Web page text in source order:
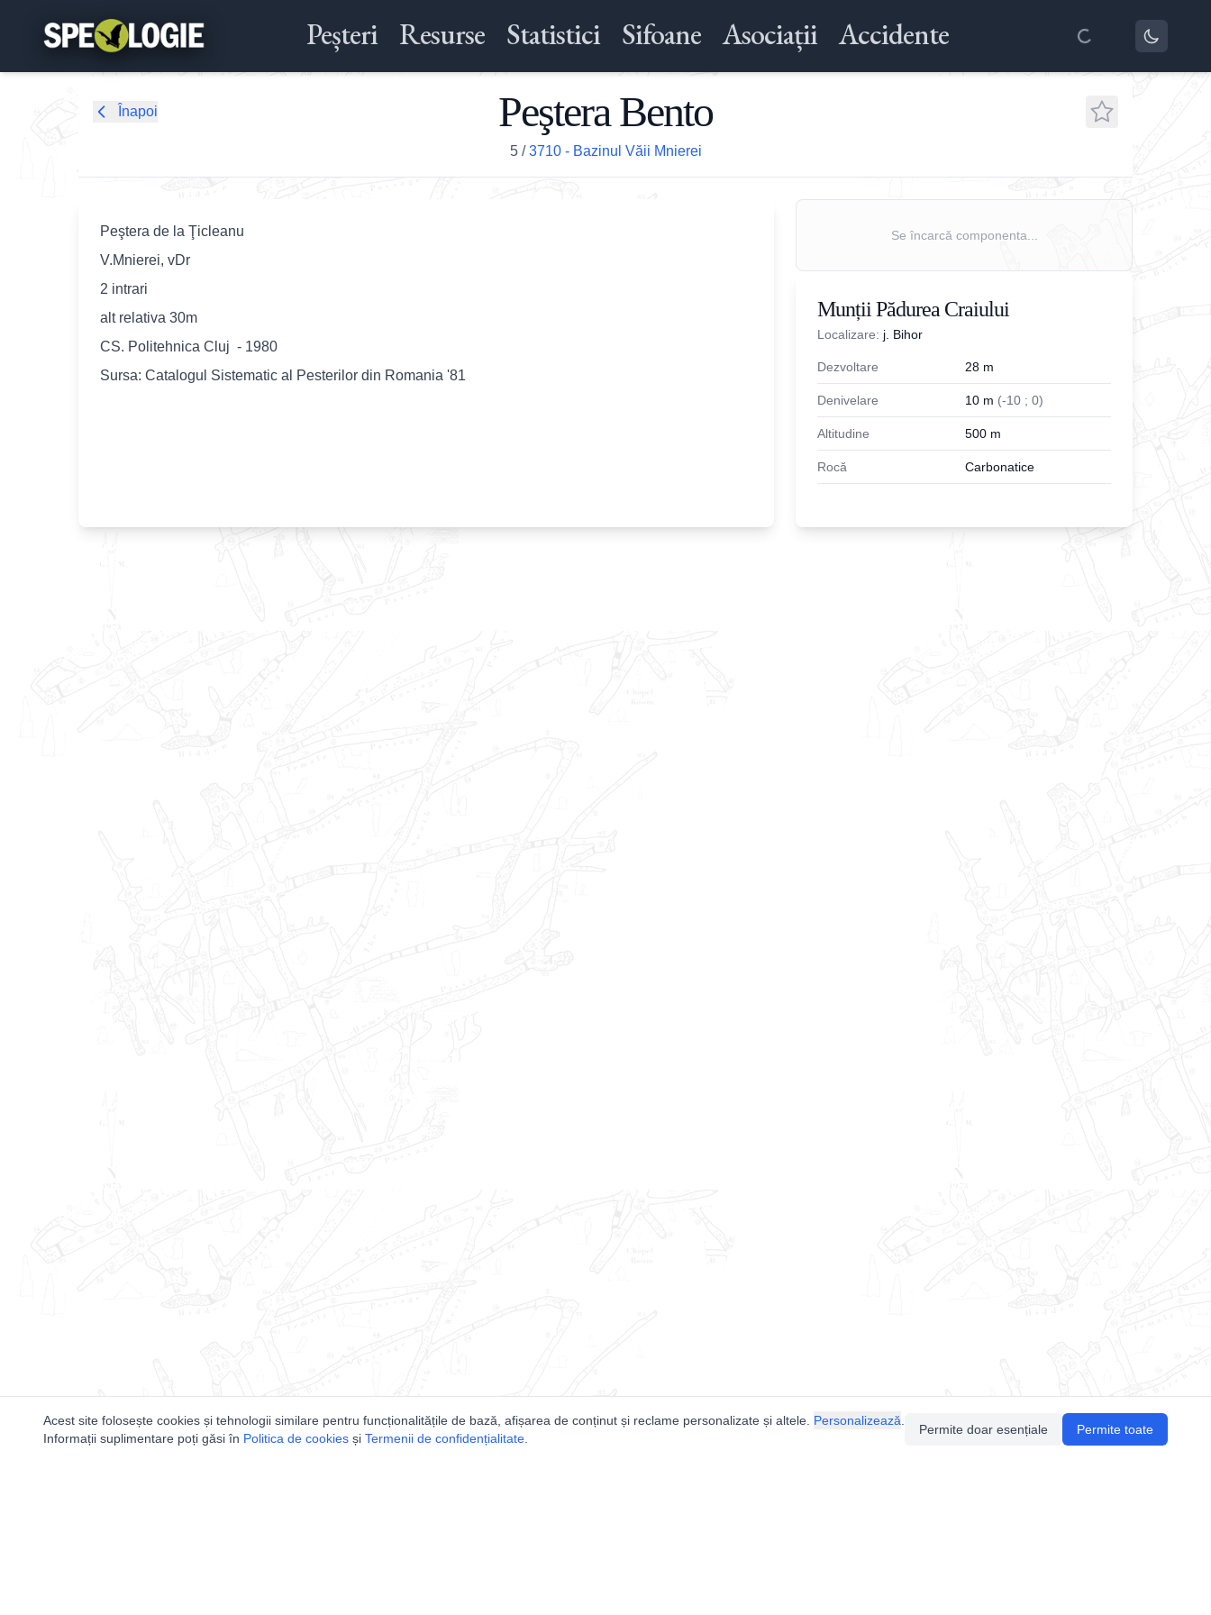
Peșteri Resurse Statistici Sifoane Asociații Accidente
Înapoi Peştera Bento
5/3710 - Bazinul Văii Mnierei
Peştera de la Ţicleanu
V.Mnierei, vDr
2 intrari
alt relativa 30m
CS. Politehnica Cluj - 1980
Sursa: Catalogul Sistematic al Pesterilor din Romania '81
Se încarcă componenta...
Munții Pădurea Craiului
Localizare: j. Bihor
Dezvoltare 28 m
Denivelare 10 m (-10 ; 0)
Altitudine 500 m
Rocă Carbonatice
Acest site folosește cookies și tehnologii similare pentru funcționalitățile de bază, afișarea de conținut și reclame personalizate și altele. Personalizează
Informații suplimentare poți găsi în Politica de cookies și Termenii de confidențialitate
Permite doar esențiale Permite toate